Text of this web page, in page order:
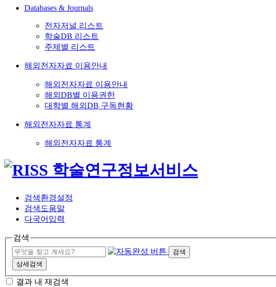
Databases & Journals
전자저널 리스트
학술DB 리스트
주제별 리스트
해외전자자료 이용안내
해외전자자료 이용안내
해외DB별 이용권한
대학별 해외DB 구독현황
해외전자자료 통계
해외전자자료 통계
검색환경설정
검색도움말
다국어입력
검색
검색
상세검색
결과 내 재검색